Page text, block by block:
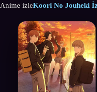
Anime izleKoori No Jouheki